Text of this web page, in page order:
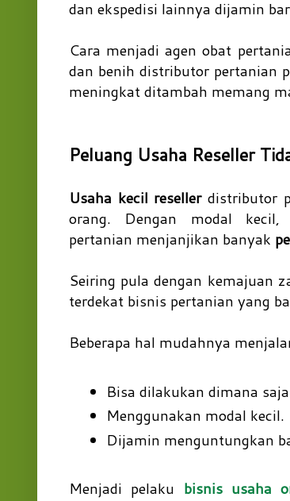
dan ekspedisi lainnya dijamin
Cara menjadi agen obat
dan benih distributor pertanian
meningkat ditambah memang
Peluang Usaha Reseller
Usaha kecil resellerdistributor
orang. Dengan modal kecil,
pertanian menjanjikan banyak
Seiring pula dengan kemajuan
terdekat bisnis pertanian yang
Beberapa hal mudahnya
Bisa dilakukan dimana
Menggunakan modal kecil.
Dijamin menguntungkan
Menjadi pelaku bisnis usaha